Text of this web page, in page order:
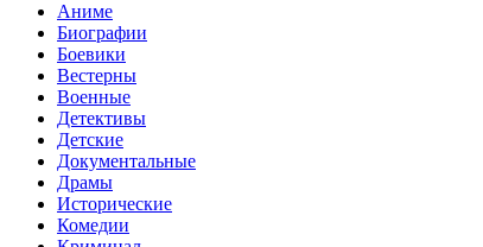
Аниме
Биографии
Боевики
Вестерны
Военные
Детективы
Детские
Документальные
Драмы
Исторические
Комедии